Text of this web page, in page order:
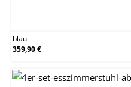
blau
359,90 €